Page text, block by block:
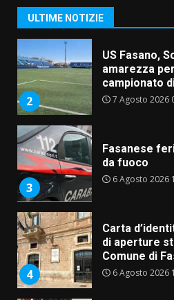
ULTIME NOTIZIE
1
2
US Fasano,
amarezza
campionato
7 Agosto 2026
3
Fasanese
da fuoco
6 Agosto 2026
4
Carta
di aperture
Comune di
6 Agosto 2026